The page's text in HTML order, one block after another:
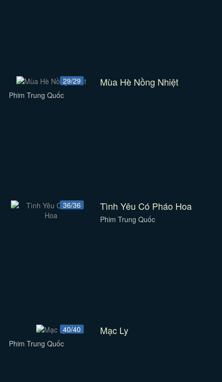
29/29 Mùa Hè Nồng Nhiệt
Phim Trung Quốc
36/36 Tình Yêu Có Pháo Hoa
Phim Trung Quốc
40/40 Mạc Ly
Phim Trung Quốc